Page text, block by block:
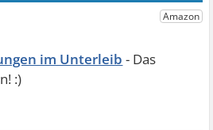
im Unterleib